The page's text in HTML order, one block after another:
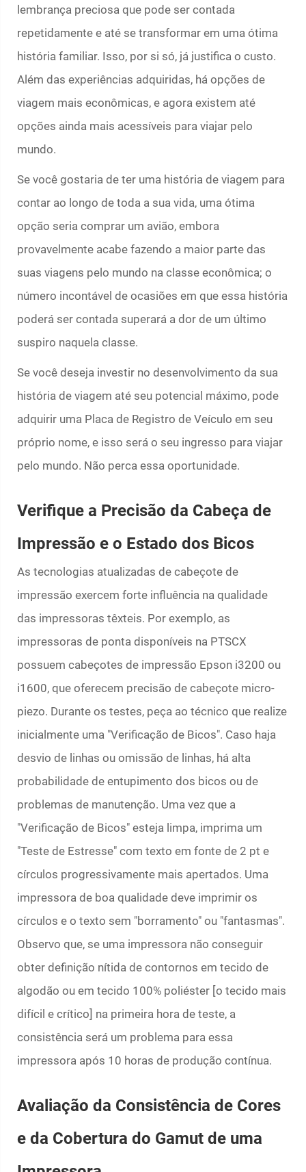
lembrança preciosa que pode ser contada
repetidamente e até se transformar em uma ótima
história familiar. Isso, por si só, já justifica o custo.
Além das experiências adquiridas, há opções de
viagem mais econômicas, e agora existem até
opções ainda mais acessíveis para viajar pelo
mundo.
Se você gostaria de ter uma história de viagem para
contar ao longo de toda a sua vida, uma ótima
opção seria comprar um avião, embora
provavelmente acabe fazendo a maior parte das
suas viagens pelo mundo na classe econômica; o
número incontável de ocasiões em que essa história
poderá ser contada superará a dor de um último
suspiro naquela classe.
Se você deseja investir no desenvolvimento da sua
história de viagem até seu potencial máximo, pode
adquirir uma Placa de Registro de Veículo em seu
próprio nome, e isso será o seu ingresso para viajar
pelo mundo. Não perca essa oportunidade.
Verifique a Precisão da Cabeça de
Impressão e o Estado dos Bicos
As tecnologias atualizadas de cabeçote de
impressão exercem forte influência na qualidade
das impressoras têxteis. Por exemplo, as
impressoras de ponta disponíveis na PTSCX
possuem cabeçotes de impressão Epson i3200 ou
i1600, que oferecem precisão de cabeçote micro-
piezo. Durante os testes, peça ao técnico que realize
inicialmente uma "Verificação de Bicos". Caso haja
desvio de linhas ou omissão de linhas, há alta
probabilidade de entupimento dos bicos ou de
problemas de manutenção. Uma vez que a
"Verificação de Bicos" esteja limpa, imprima um
"Teste de Estresse" com texto em fonte de 2 pt e
círculos progressivamente mais apertados. Uma
impressora de boa qualidade deve imprimir os
círculos e o texto sem "borramento" ou "fantasmas".
Observo que, se uma impressora não conseguir
obter definição nítida de contornos em tecido de
algodão ou em tecido 100% poliéster [o tecido mais
difícil e crítico] na primeira hora de teste, a
consistência será um problema para essa
impressora após 10 horas de produção contínua.
Avaliação da Consistência de Cores
e da Cobertura do Gamut de uma